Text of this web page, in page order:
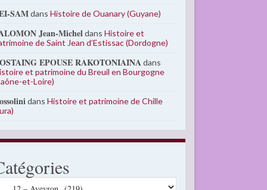
SAMdansHistoire de Ouanary (Guyane)
Jean-MicheldansHistoire et
de Saint Jean d’Estissac (Dordogne)
EPOUSE RAKOTONIAINAdans
et patrimoine du Breuil en Bourgogne
et-Loire)
dansHistoire et patrimoine de Chille